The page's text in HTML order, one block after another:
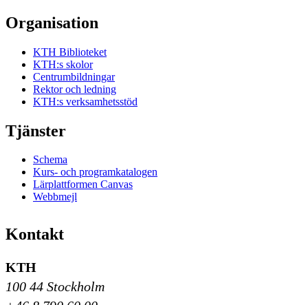
Organisation
KTH Biblioteket
KTH:s skolor
Centrumbildningar
Rektor och ledning
KTH:s verksamhetsstöd
Tjänster
Schema
Kurs- och programkatalogen
Lärplattformen Canvas
Webbmejl
Kontakt
KTH
100 44 Stockholm